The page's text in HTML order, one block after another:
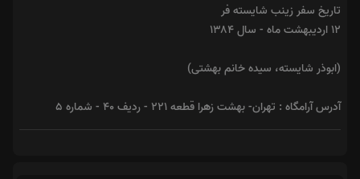
تاریخ سفر زینب شایسته فر
۱۲ اردیبهشت ماه - سال ۱۳۸۴
(ابوذر شایسته، سیده خانم بهشتی)
آدرس آرامگاه : تهران- بهشت زهرا قطعه ۲۲۱ - ردیف ۴۰ - شماره ۵